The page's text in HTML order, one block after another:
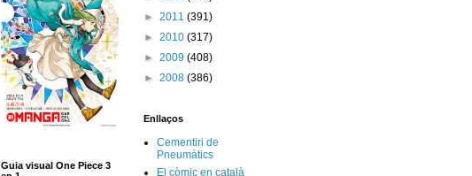
Guia visual One Piece 3
► 2011 (391)
► 2010 (317)
► 2009 (408)
► 2008 (386)
Enllaços
Cementiri de
Pneumàtics
El còmic en català